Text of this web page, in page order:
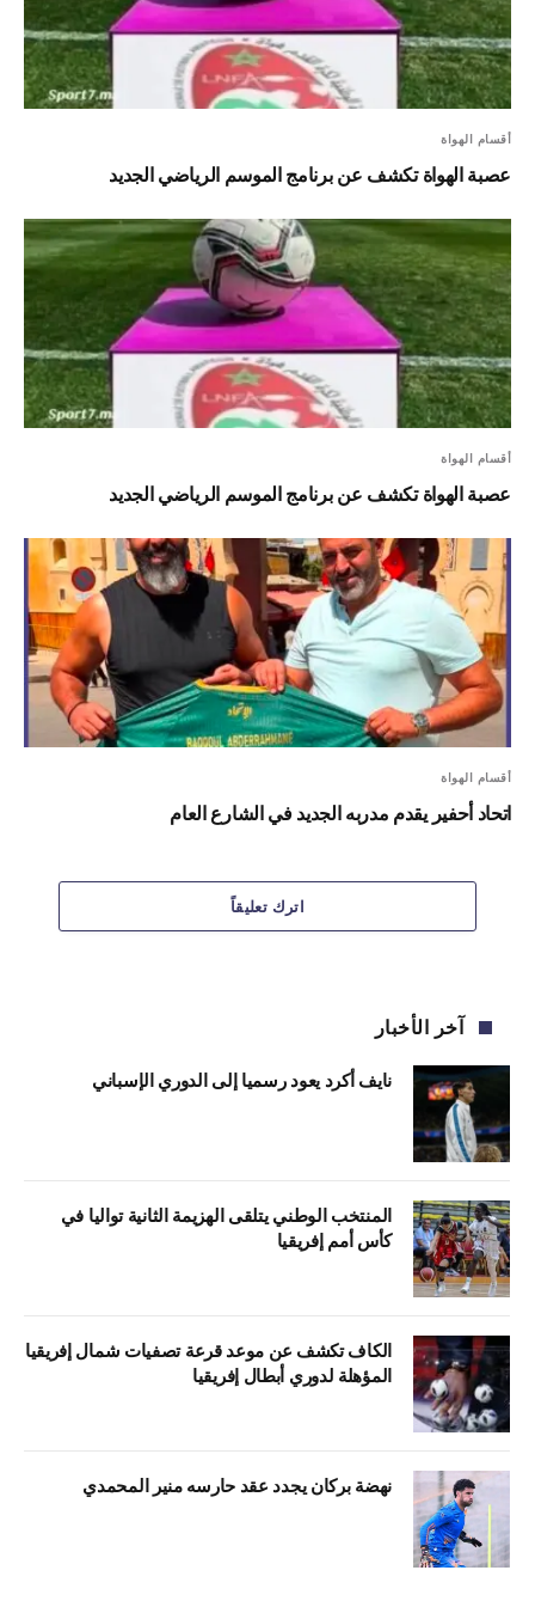
أقسام الهواة
عصبة الهواة تكشف عن برنامج الموسم الرياضي الجديد
أقسام الهواة
عصبة الهواة تكشف عن برنامج الموسم الرياضي الجديد
أقسام الهواة
اتحاد أحفير يقدم مدربه الجديد في الشارع العام
اترك تعليقاً
آخر الأخبار
نايف أكرد يعود رسميا إلى الدوري الإسباني
المنتخب الوطني يتلقى الهزيمة الثانية تواليا في
كأس أمم إفريقيا
الكاف تكشف عن موعد قرعة تصفيات شمال إفريقيا
المؤهلة لدوري أبطال إفريقيا
نهضة بركان يجدد عقد حارسه منير المحمدي